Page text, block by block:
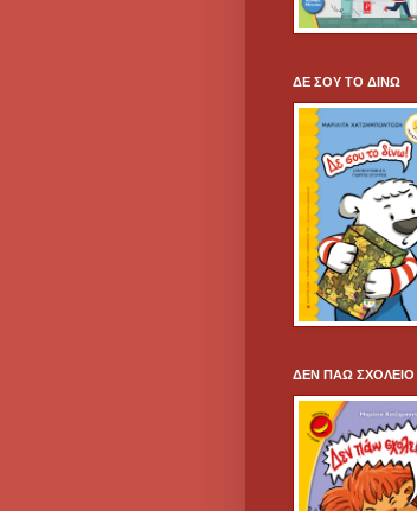
ΔΕ ΣΟΥ ΤΟ ΔΙΝΩ
ΔΕΝ ΠΑΩ ΣΧΟΛΕΙΟ